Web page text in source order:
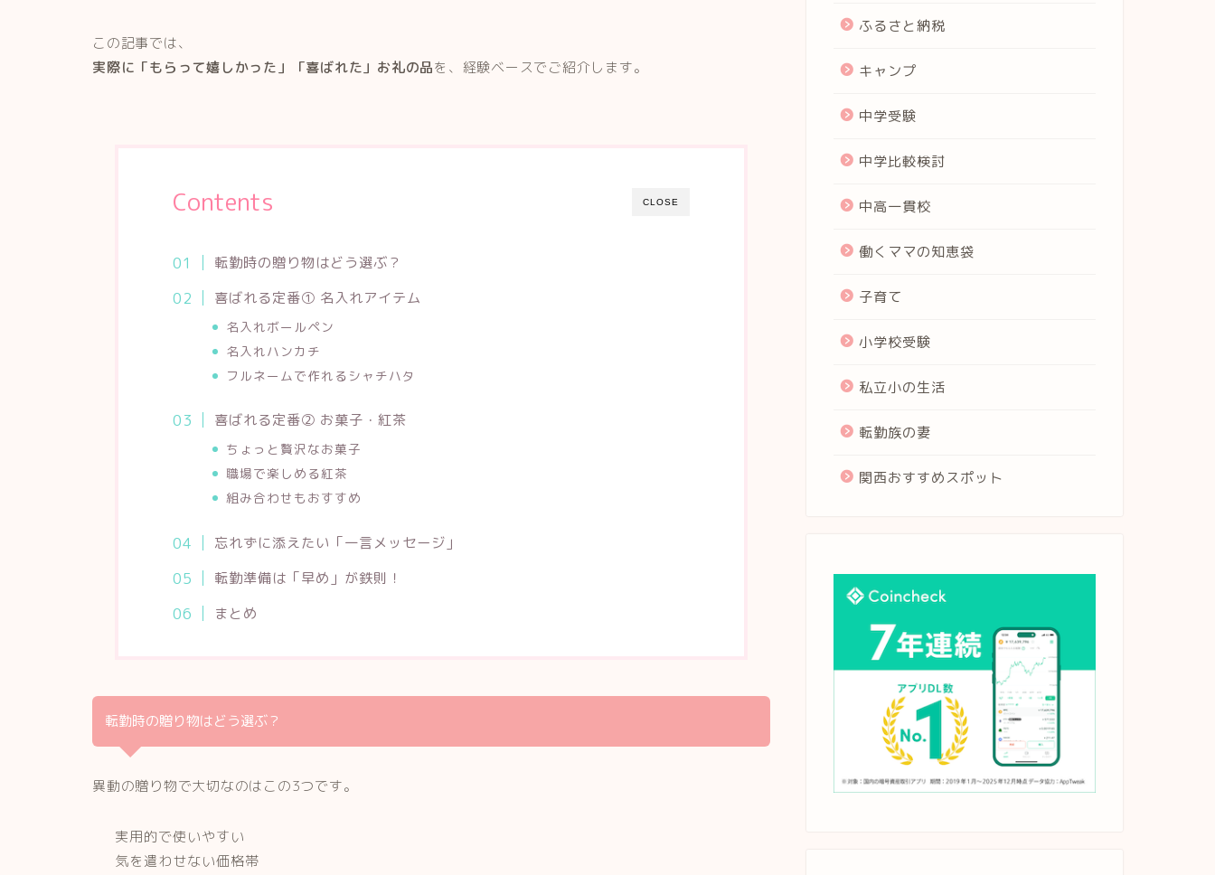
この記事では、
実際に「もらって嬉しかった」「喜ばれた」お礼の品を、経験ベースでご紹介します。
CLOSE
Contents
転勤時の贈り物はどう選ぶ？
喜ばれる定番① 名入れアイテム
名入れボールペン
名入れハンカチ
フルネームで作れるシャチハタ
喜ばれる定番② お菓子・紅茶
ちょっと贅沢なお菓子
職場で楽しめる紅茶
組み合わせもおすすめ
忘れずに添えたい「一言メッセージ」
転勤準備は「早め」が鉄則！
まとめ
転勤時の贈り物はどう選ぶ？
異動の贈り物で大切なのはこの3つです。
実用的で使いやすい
気を遣わせない価格帯
ふるさと納税
キャンプ
中学受験
中学比較検討
中高一貫校
働くママの知恵袋
子育て
小学校受験
私立小の生活
転勤族の妻
関西おすすめスポット